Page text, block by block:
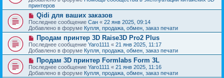
и
е
б
щ
е
н
и
е
о
е
с
о
о
б
щ
е
н
и
е
принтеров
Н
о
в
о
с
о
о
б
щ
е
Qidi для ваших заказов
Последнее сообщение Сан « 22 янв 2025, 09:14
Добавлено в форуме Купля, продажа, обмен, заказ печати
Н
о
в
о
с
о
Продам принтер 3D Raise3D Pro2 Plus
Последнее сообщение Yaro1111 « 21 янв 2025, 11:17
Добавлено в форуме Купля, продажа, обмен, заказ печати
Н
о
в
о
Продам 3D принтер Formlabs Form 3L
Последнее сообщение Yaro1111 « 21 янв 2025, 11:16
Добавлено в форуме Купля, продажа, обмен, заказ печати